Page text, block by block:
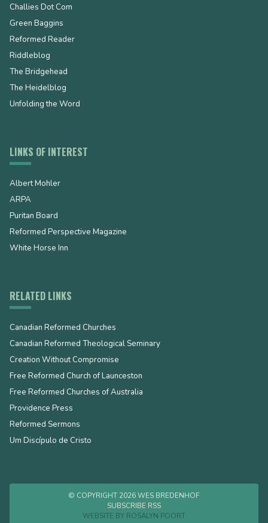
Challies Dot Com
Green Baggins
Reformed Reader
Riddleblog
The Bridgehead
The Heidelblog
Unfolding the Word
LINKS OF INTEREST
Albert Mohler
ARPA
Puritan Board
Reformed Perspective Magazine
White Horse Inn
RELATED LINKS
Canadian Reformed Churches
Canadian Reformed Theological Seminary
Creation Without Compromise
Free Reformed Church of Launceston
Free Reformed Churches of Australia
Providence Press
Reformed Sermons
Um Discípulo de Cristo
© COPYRIGHT 2026 WES BREDENHOF
SUBSCRIBE RSS
WEBSITE BY ROSALYN POORT